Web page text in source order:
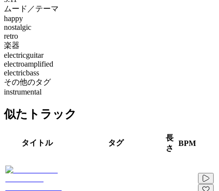
ムード／テーマ
happy
nostalgic
retro
楽器
electricguitar
electroamplified
electricbass
その他のタグ
instrumental
似たトラック
タイトル タグ
長
さ
BPM